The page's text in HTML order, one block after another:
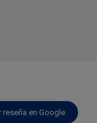
reseña en Google